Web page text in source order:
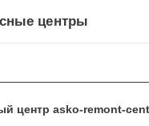
центры
центр asko-remont-